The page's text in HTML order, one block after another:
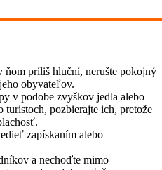
ňom príliš hluční, nerušte pokojný
obyvateľov.
v podobe zvyškov jedla alebo
turistoch, pozbierajte ich, pretože
zapískaním alebo
a nechoďte mimo